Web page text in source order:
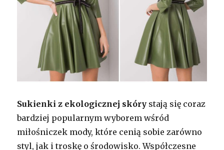
Sukienki z ekologicznej skóry stają się coraz
bardziej popularnym wyborem wśród
miłośniczek mody, które cenią sobie zarówno
styl, jak i troskę o środowisko. Współczesne